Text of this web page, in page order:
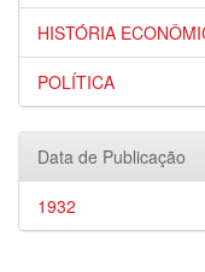
HISTÓRIA
POLÍTICA
Data de Publicação
1932